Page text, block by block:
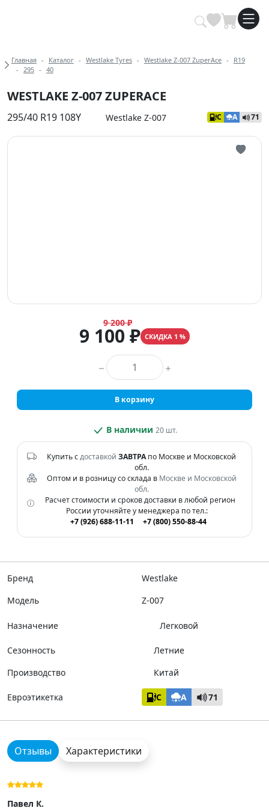
Купить автомобильные шины
Хлебные крошки
Главная Каталог Westlake Tyres Westlake Z-007 ZuperAce
R19
295
40
WESTLAKE Z-007 ZUPERACE
295/40 R19 108Y Westlake Z-007 C A 71
9 200 ₽
9 100 ₽ СКИДКА 1 %
Количество товара
В корзину
В наличии 20 шт.
Купить сдоставкой ЗАВТРАпо Москве и Московской
обл.
Оптом и в розницу со склада в Москве и Московской
обл.
Расчет стоимости и сроков доставки в любой регион
России уточняйте у менеджера по тел.:
+7 (926) 688-11-11
+7 (800) 550-88-44
Бренд
Westlake
Модель
Z-007
Назначение Легковой
Сезонность
Летние
Производство
Китай
Евроэтикетка C A 71
Отзывы Характеристики
Павел К.